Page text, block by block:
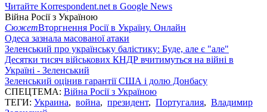
Читайте Korrespondent.net в Google News
Війна Росії з Україною
СюжетВторгнення Росії в Україну. Онлайн
Одеса зазнала масованої атаки
Зеленський про українську балістику: Буде, але є "але"
Десятки тисяч військових КНДР вчитимуться на війні в
Україні - Зеленський
Зеленський оцінив гарантії США і долю Донбасу
СПЕЦТЕМА: Війна Росії з Україною
ТЕГИ: Украина, война, президент, Португалия, Владимир